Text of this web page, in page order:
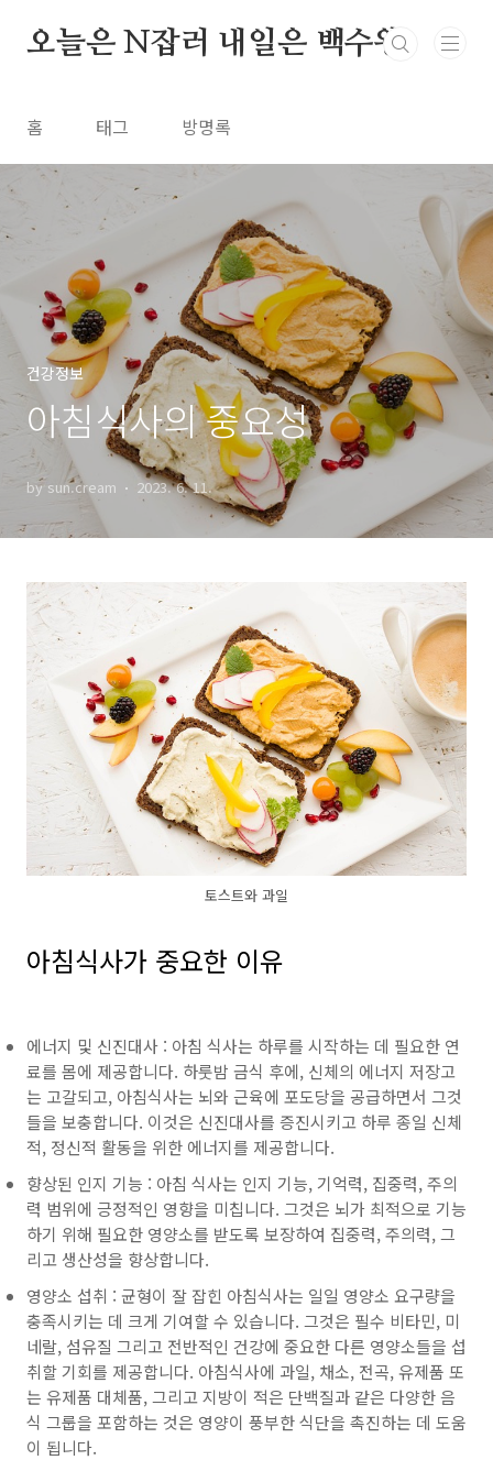
오늘은 N잡러 내일은 백수왕
홈 태그 방명록
건강정보
아침식사의 중요성
by sun.cream 2023. 6. 11.
토스트와 과일
아침식사가 중요한 이유
에너지 및 신진대사 : 아침 식사는 하루를 시작하는 데 필요한 연
료를 몸에 제공합니다. 하룻밤 금식 후에, 신체의 에너지 저장고
는 고갈되고, 아침식사는 뇌와 근육에 포도당을 공급하면서 그것
들을 보충합니다. 이것은 신진대사를 증진시키고 하루 종일 신체
적, 정신적 활동을 위한 에너지를 제공합니다.
향상된 인지 기능 : 아침 식사는 인지 기능, 기억력, 집중력, 주의
력 범위에 긍정적인 영향을 미칩니다. 그것은 뇌가 최적으로 기능
하기 위해 필요한 영양소를 받도록 보장하여 집중력, 주의력, 그
리고 생산성을 향상합니다.
영양소 섭취 : 균형이 잘 잡힌 아침식사는 일일 영양소 요구량을
충족시키는 데 크게 기여할 수 있습니다. 그것은 필수 비타민, 미
네랄, 섬유질 그리고 전반적인 건강에 중요한 다른 영양소들을 섭
취할 기회를 제공합니다. 아침식사에 과일, 채소, 전곡, 유제품 또
는 유제품 대체품, 그리고 지방이 적은 단백질과 같은 다양한 음
식 그룹을 포함하는 것은 영양이 풍부한 식단을 촉진하는 데 도움
이 됩니다.